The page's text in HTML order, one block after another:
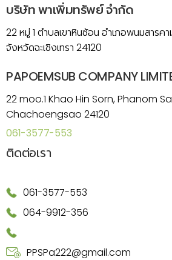
บริษัท พาเพิ่มทรัพย์ จำกัด
22 หมู่ 1 ตำบลเขาหินซ้อน อำเภอพนมสารคา
จังหวัดฉะเชิงเทรา 24120
PAPOEMSUB COMPANY
22 moo.1 Khao Hin Sorn, Phanom
Chachoengsao 24120
061-3577-553
ติดต่อเรา
061-3577-553
064-9912-356
PPSPa222@gmail.com